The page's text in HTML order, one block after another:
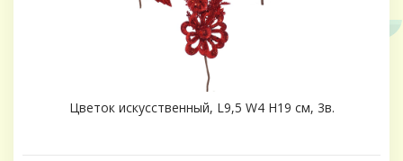
Цветок искусственный, L9,5 W4 H19 см, 3в.